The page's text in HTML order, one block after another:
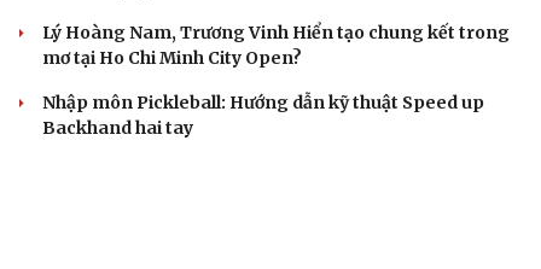
Lý Hoàng Nam, Trương Vinh Hiển tạo chung kết trong
mơ tại Ho Chi Minh City Open?
Nhập môn Pickleball: Hướng dẫn kỹ thuật Speed up
Backhand hai tay